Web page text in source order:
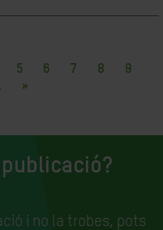
5 6 7 8
9
»
i no la trobes, pots